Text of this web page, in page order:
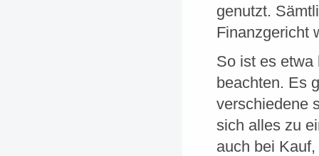
genutzt.
Finanzgericht
So ist es etwa
beachten. Es
verschiedene
sich alles zu
auch bei